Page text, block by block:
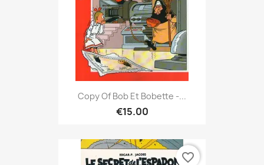
Copy Of Bob Et Bobette -...
€15.00
favorite_border